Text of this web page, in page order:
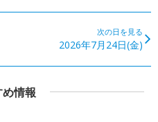
次の日を見る
2026年7月24日(金)
情報